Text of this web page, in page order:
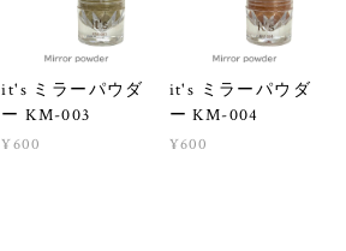
it's ミラーパウダ
ー KM-003
¥600
it's ミラーパウダ
ー KM-004
¥600